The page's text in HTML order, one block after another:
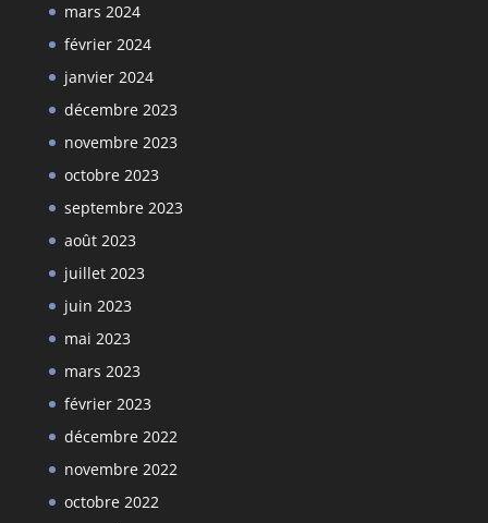
mars 2024
février 2024
janvier 2024
décembre 2023
novembre 2023
octobre 2023
septembre 2023
août 2023
juillet 2023
juin 2023
mai 2023
mars 2023
février 2023
décembre 2022
novembre 2022
octobre 2022